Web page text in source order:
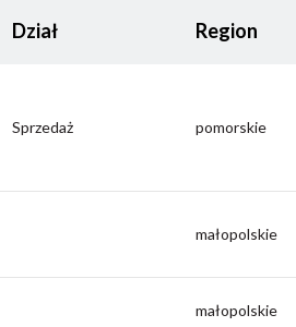
Dział Region
Sprzedaż pomorskie
małopolskie
małopolskie